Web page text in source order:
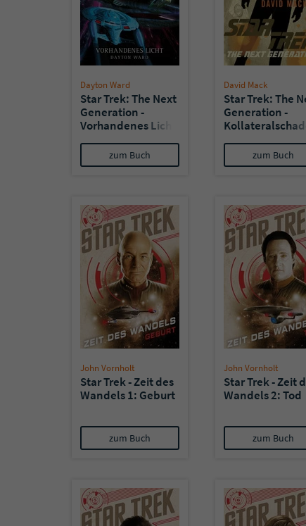
Dayton Ward
Star Trek: The Next
Generation -
Vorhandenes Licht
zum Buch
David Mack
Star Trek: The
Generation -
zum Buch
John Vornholt
Star Trek - Zeit des
Wandels 1: Geburt
zum Buch
John Vornholt
Star Trek - Zeit
Wandels 2: Tod
zum Buch